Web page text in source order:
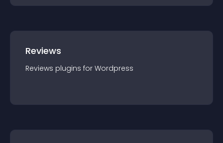
Reviews
Reviews plugins for Wordpress